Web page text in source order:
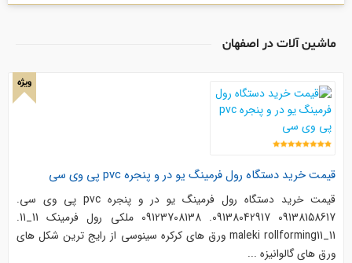
ماشين آلات در اصفهان
ویژه
قیمت خرید دستگاه رول فرمینگ یو در و پنجره pvc پی وی سی
قیمت خرید دستگاه رول فرمینگ یو در و پنجره pvc پی وی سی.
09138158617 09138042917. 09123708138 ملکی رول فرمینک 11_11.
maleki rollforming11_11 ورق های کرکره سینوسی از رایج ترین شکل های
ورق های گالوانیزه ...